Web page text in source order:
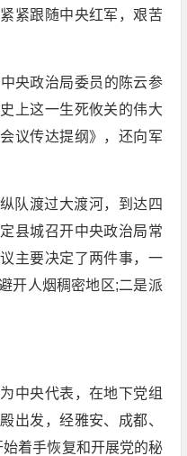
紧跟随中央红军，艰苦
央政治局委员的陈云参
上这一生死攸关的伟大
议传达提纲》，还向军
队渡过大渡河，到达四
县城召开中央政治局常
主要决定了两件事，一
开人烟稠密地区;二是派
中央代表，在地下党组
出发，经雅安、成都、
着手恢复和开展党的秘